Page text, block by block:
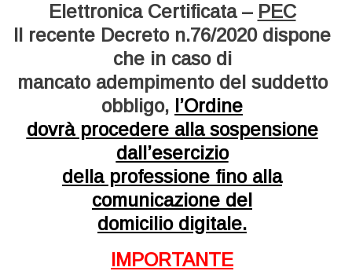
Elettronica Certificata – PEC
Il recente Decreto n.76/2020 dispone
che in caso di
mancato adempimento del suddetto
obbligo, l’Ordine
dovrà procedere alla sospensione
dall’esercizio
della professione fino alla
comunicazione del
domicilio digitale.
IMPORTANTE